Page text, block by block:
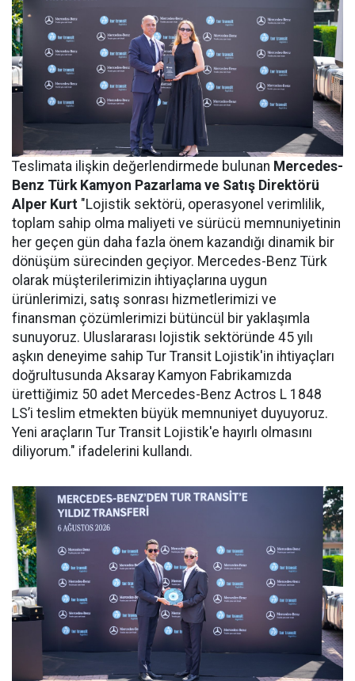
Teslimata ilişkin değerlendirmede bulunan Mercedes-
Benz Türk Kamyon Pazarlama ve Satış Direktörü
Alper Kurt "Lojistik sektörü, operasyonel verimlilik,
toplam sahip olma maliyeti ve sürücü memnuniyetinin
her geçen gün daha fazla önem kazandığı dinamik bir
dönüşüm sürecinden geçiyor. Mercedes-Benz Türk
olarak müşterilerimizin ihtiyaçlarına uygun
ürünlerimizi, satış sonrası hizmetlerimizi ve
finansman çözümlerimizi bütüncül bir yaklaşımla
sunuyoruz. Uluslararası lojistik sektöründe 45 yılı
aşkın deneyime sahip Tur Transit Lojistik'in ihtiyaçları
doğrultusunda Aksaray Kamyon Fabrikamızda
ürettiğimiz 50 adet Mercedes-Benz Actros L 1848
LS’i teslim etmekten büyük memnuniyet duyuyoruz.
Yeni araçların Tur Transit Lojistik'e hayırlı olmasını
diliyorum." ifadelerini kullandı.